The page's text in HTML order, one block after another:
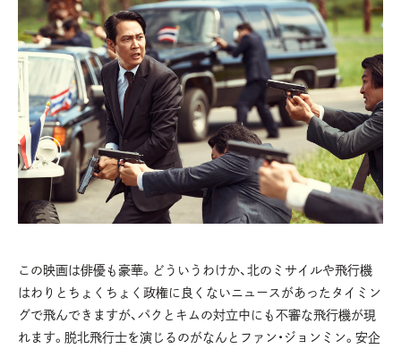
この映画は俳優も豪華。どういうわけか、北のミサイルや飛行機
はわりとちょくちょく政権に良くないニュースがあったタイミン
グで飛んできますが、パクとキムの対立中にも不審な飛行機が現
れます。脱北飛行士を演じるのがなんとファン・ジョンミン。安企